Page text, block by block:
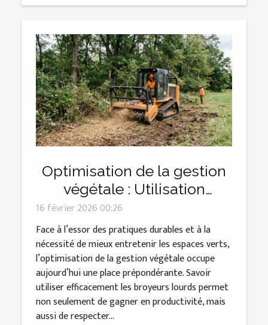
Optimisation de la gestion
végétale : Utilisation
efficace des broyeurs
lourds
16 février 2026 00:26
Face à l’essor des pratiques durables et à la
nécessité de mieux entretenir les espaces verts,
l’optimisation de la gestion végétale occupe
aujourd’hui une place prépondérante. Savoir
utiliser efficacement les broyeurs lourds permet
non seulement de gagner en productivité, mais
aussi de respecter...